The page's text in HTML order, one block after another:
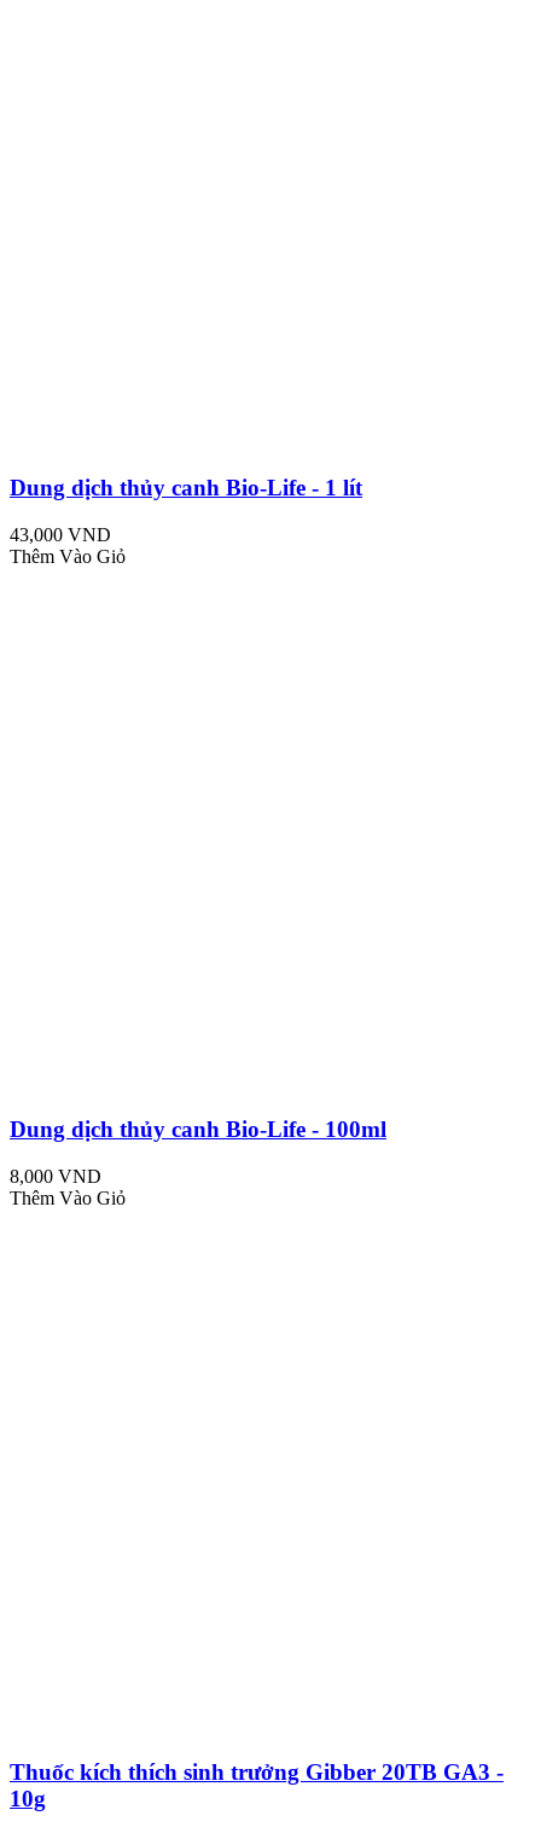
Dung dịch thủy canh Bio-Life - 1 lít
43,000 VND
Thêm Vào Giỏ
Dung dịch thủy canh Bio-Life - 100ml
8,000 VND
Thêm Vào Giỏ
Thuốc kích thích sinh trưởng Gibber 20TB GA3 -
10g